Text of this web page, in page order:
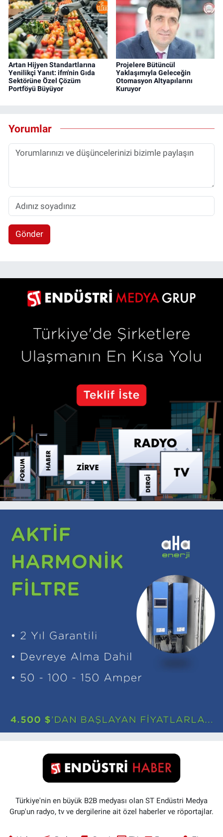
Artan Hijyen Standartlarına
Yenilikçi Yanıt: ifm'nin Gıda
Sektörüne Özel Çözüm
Portföyü Büyüyor
Projelere Bütüncül
Yaklaşımıyla Geleceğin
Otomasyon Altyapılarını
Kuruyor
Yorumlar
Gönder
Türkiye'nin en büyük B2B medyası olan ST Endüstri Medya
Grup'un radyo, tv ve dergilerine ait özel haberler ve röportajlar.